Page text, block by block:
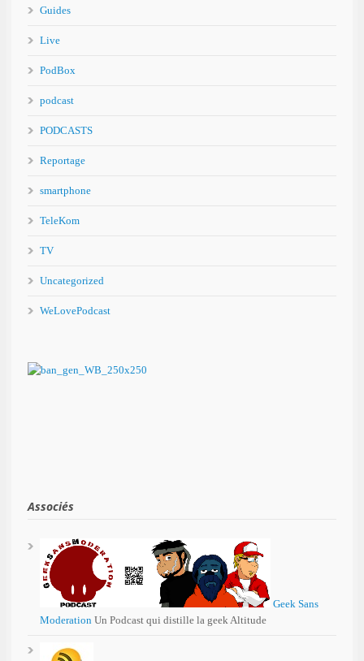
Guides
Live
PodBox
podcast
PODCASTS
Reportage
smartphone
TeleKom
TV
Uncategorized
WeLovePodcast
Associés
Geek Sans
Moderation Un Podcast qui distille la geek Altitude